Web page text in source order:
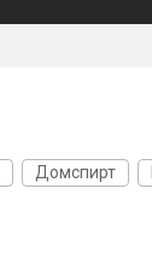
Домспирт